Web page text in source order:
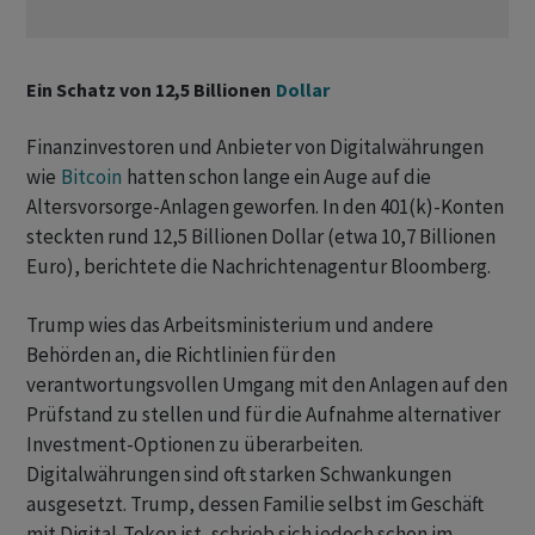
Ein Schatz von 12,5 Billionen Dollar
Finanzinvestoren und Anbieter von Digitalwährungen
wie Bitcoin hatten schon lange ein Auge auf die
Altersvorsorge-Anlagen geworfen. In den 401(k)-Konten
steckten rund 12,5 Billionen Dollar (etwa 10,7 Billionen
Euro), berichtete die Nachrichtenagentur Bloomberg.
Trump wies das Arbeitsministerium und andere
Behörden an, die Richtlinien für den
verantwortungsvollen Umgang mit den Anlagen auf den
Prüfstand zu stellen und für die Aufnahme alternativer
Investment-Optionen zu überarbeiten.
Digitalwährungen sind oft starken Schwankungen
ausgesetzt. Trump, dessen Familie selbst im Geschäft